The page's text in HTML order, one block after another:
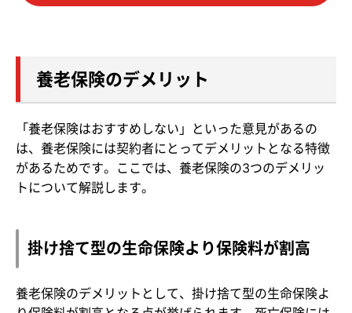
養老保険のデメリット
「養老保険はおすすめしない」といった意見があるの
は、養老保険には契約者にとってデメリットとなる特徴
があるためです。ここでは、養老保険の3つのデメリッ
トについて解説します。
掛け捨て型の生命保険より保険料が割高
養老保険のデメリットとして、掛け捨て型の生命保険よ